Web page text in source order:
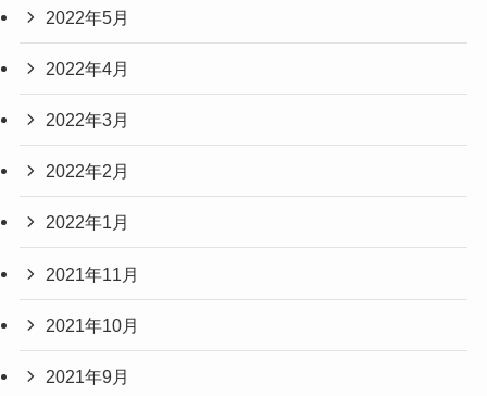
2022年5月
2022年4月
2022年3月
2022年2月
2022年1月
2021年11月
2021年10月
2021年9月